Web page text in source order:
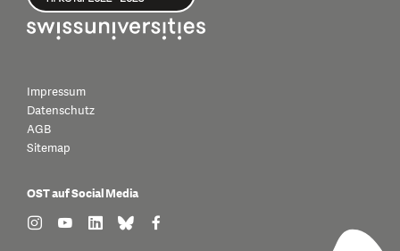
Impressum
Datenschutz
AGB
Sitemap
OST auf Social Media
find us on: instagram
find us on: youtube
find us on: linkedin
find us on: bluesky
find us on: facebook